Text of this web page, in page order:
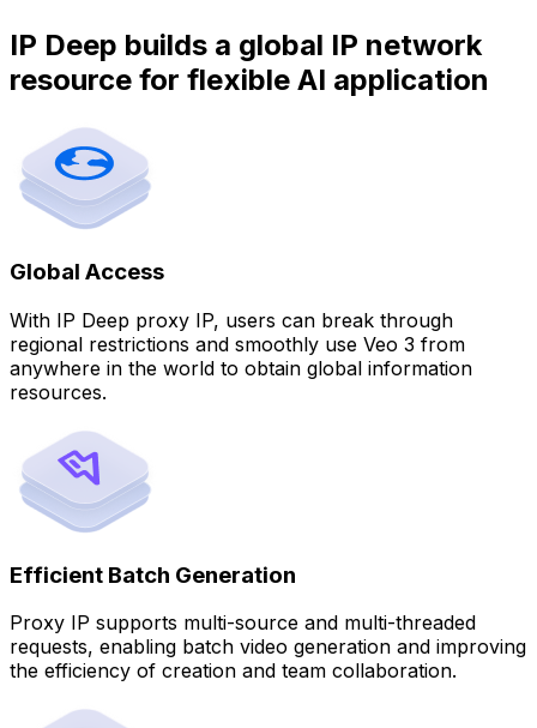
IP Deep builds a global IP network
resource for flexible AI application
Global Access
With IP Deep proxy IP, users can break through
regional restrictions and smoothly use Veo 3 from
anywhere in the world to obtain global information
resources.
Efficient Batch Generation
Proxy IP supports multi-source and multi-threaded
requests, enabling batch video generation and improving
the efficiency of creation and team collaboration.